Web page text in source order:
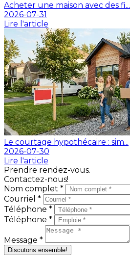
Acheter une maison avec des fi...
2026-07-31
Lire l'article
Le courtage hypothécaire : sim...
2026-07-30
Lire l'article
Prendre rendez-vous.
Contactez-nous!
Nom complet *
Courriel *
Téléphone *
Téléphone *
Message *
Discutons ensemble!